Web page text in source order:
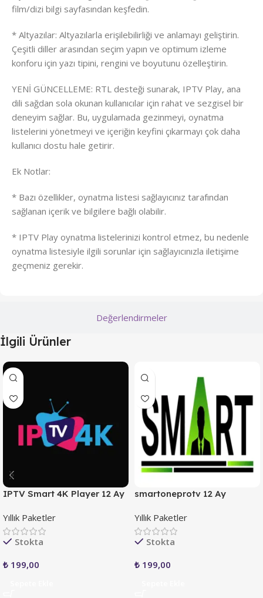
Değerlendirmeler
film/dizi bilgi sayfasından keşfedin.
* Altyazılar: Altyazılarla erişilebilirliği ve anlamayı geliştirin.
Çeşitli diller arasından seçim yapın ve optimum izleme
konforu için yazı tipini, rengini ve boyutunu özelleştirin.
YENİ GÜNCELLEME: RTL desteği sunarak, IPTV Play, ana
dili sağdan sola okunan kullanıcılar için rahat ve sezgisel bir
deneyim sağlar. Bu, uygulamada gezinmeyi, oynatma
listelerini yönetmeyi ve içeriğin keyfini çıkarmayı çok daha
kullanıcı dostu hale getirir.
Ek Notlar:
* Bazı özellikler, oynatma listesi sağlayıcınız tarafından
sağlanan içerik ve bilgilere bağlı olabilir.
* IPTV Play oynatma listelerinizi kontrol etmez, bu nedenle
oynatma listesiyle ilgili sorunlar için sağlayıcınızla iletişime
geçmeniz gerekir.
İlgili Ürünler
IPTV Smart 4K Player 12 Ay
Yıllık Paketler
Stokta
₺ 199,00
smartoneprotv 12 Ay
Yıllık Paketler
Stokta
₺ 199,00